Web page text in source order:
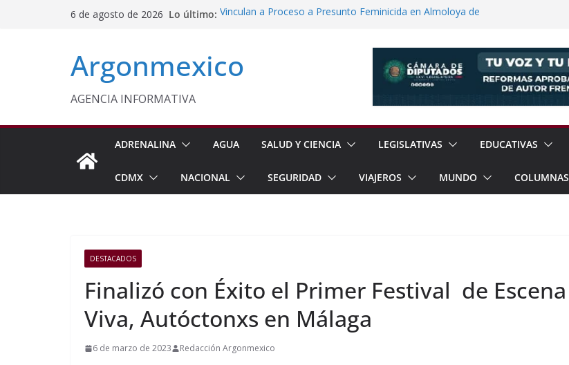
6 de agosto de 2026 Lo último: Vinculan a Proceso a Presunto Feminicida en Almoloya de
Sheinbaum Anuncia Jornada Nacional de Reforestación con
Fiestas de la Vendimia Esperan 90 mil Visitantes en Baja
California
Argonmexico
AGENCIA INFORMATIVA
ADRENALINA AGUA SALUD Y CIENCIA LEGISLATIVAS EDUCATIVAS
CDMX NACIONAL SEGURIDAD VIAJEROS MUNDO COLUMNAS
DESTACADOS
Finalizó con Éxito el Primer Festival de Escena
Viva, Autóctonxs en Málaga
6 de marzo de 2023 Redacción Argonmexico